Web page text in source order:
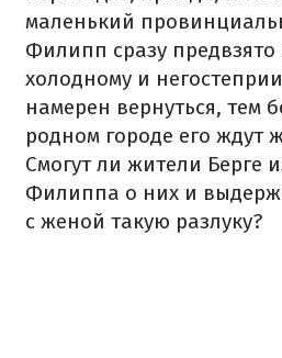
маленький
Филипп сразу предвзято
холодному и
намерен вернуться, тем
родном городе его ждут
Смогут ли жители Берге
Филиппа о них и
с женой такую ​​разлуку?